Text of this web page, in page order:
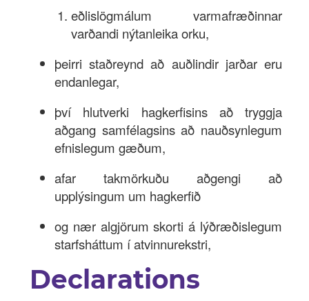
eðlislögmálum varmafræðinnar
varðandi nýtanleika orku,
þeirri staðreynd að auðlindir jarðar eru
endanlegar,
því hlutverki hagkerfisins að tryggja
aðgang samfélagsins að nauðsynlegum
efnislegum gæðum,
afar takmörkuðu aðgengi að
upplýsingum um hagkerfið
og nær algjörum skorti á lýðræðislegum
starfsháttum í atvinnurekstri,
Declarations